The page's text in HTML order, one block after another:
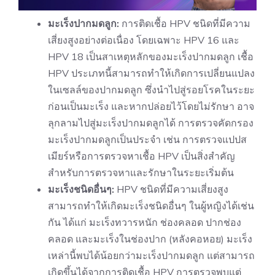
มะเร็งปากมดลูก: การติดเชื้อ HPV ชนิดที่มีความ
เสี่ยงสูงอย่างต่อเนื่อง โดยเฉพาะ HPV 16 และ
HPV 18 เป็นสาเหตุหลักของมะเร็งปากมดลูก เชื้อ
HPV ประเภทนี้สามารถทำให้เกิดการเปลี่ยนแปลง
ในเซลล์ของปากมดลูก ซึ่งนำไปสู่รอยโรคในระยะ
ก่อนเป็นมะเร็ง และหากปล่อยไว้โดยไม่รักษา อาจ
ลุกลามไปสู่มะเร็งปากมดลูกได้ การตรวจคัดกรอง
มะเร็งปากมดลูกเป็นประจำ เช่น การตรวจแปปส
เมียร์หรือการตรวจหาเชื้อ HPV เป็นสิ่งสำคัญ
สำหรับการตรวจหาและรักษาในระยะเริ่มต้น
มะเร็งชนิดอื่นๆ: HPV ชนิดที่มีความเสี่ยงสูง
สามารถทำให้เกิดมะเร็งชนิดอื่นๆ ในผู้หญิงได้เช่น
กัน ได้แก่ มะเร็งทวารหนัก ช่องคลอด ปากช่อง
คลอด และมะเร็งในช่องปาก (หลังคอหอย) มะเร็ง
เหล่านี้พบได้น้อยกว่ามะเร็งปากมดลูก แต่สามารถ
เกิดขึ้นได้จากการติดเชื้อ HPV การตรวจพบแต่